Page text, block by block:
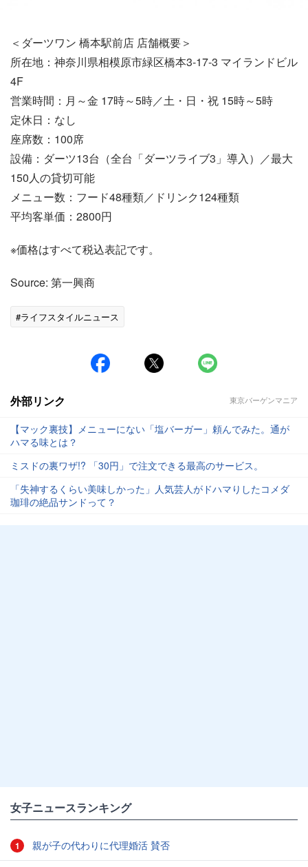
＜ダーツワン 橋本駅前店 店舗概要＞
所在地：神奈川県相模原市緑区橋本3-17-3 マイランドビル
4F
営業時間：月～金 17時～5時／土・日・祝 15時～5時
定休日：なし
座席数：100席
設備：ダーツ13台（全台「ダーツライブ3」導入）／最大
150人の貸切可能
メニュー数：フード48種類／ドリンク124種類
平均客単価：2800円
※価格はすべて税込表記です。
Source: 第一興商
#ライフスタイルニュース
外部リンク 東京バーゲンマニア
【マック裏技】メニューにない「塩バーガー」頼んでみた。通が
ハマる味とは？
ミスドの裏ワザ!? 「30円」で注文できる最高のサービス。
「失神するくらい美味しかった」人気芸人がドハマりしたコメダ
珈琲の絶品サンドって？
女子ニュースランキング
1 親が子の代わりに代理婚活 賛否